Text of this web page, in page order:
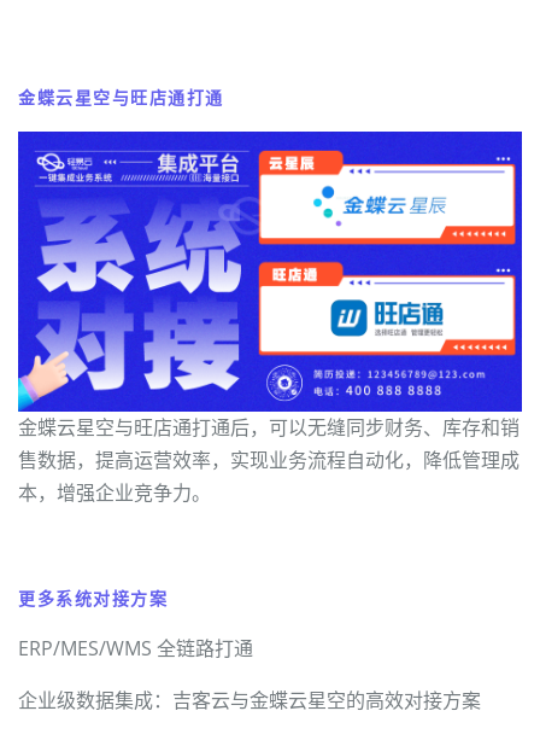
金蝶云星空与旺店通打通
金蝶云星空与旺店通打通后，可以无缝同步财务、库存和销
售数据，提高运营效率，实现业务流程自动化，降低管理成
本，增强企业竞争力。
更多系统对接方案
ERP/MES/WMS 全链路打通
企业级数据集成：吉客云与金蝶云星空的高效对接方案